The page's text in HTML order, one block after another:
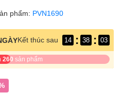
phẩm: PVN1690
Kết thúc sau 14 : 38 : 02
260 sản phẩm